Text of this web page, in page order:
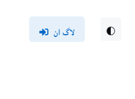
لاگ ان